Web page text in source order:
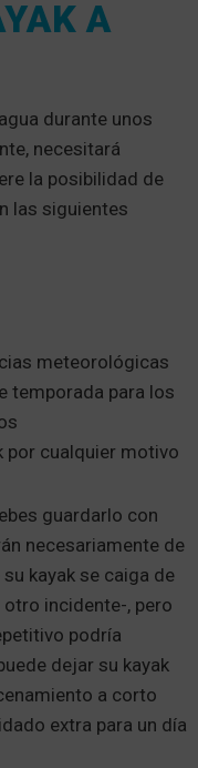
A
durante unos
necesitará
la posibilidad de
las siguientes
meteorológicas
temporada para los
por cualquier motivo
guardarlo con
necesariamente de
kayak se caiga de
incidente-, pero
podría
dejar su kayak
a corto
extra para un día